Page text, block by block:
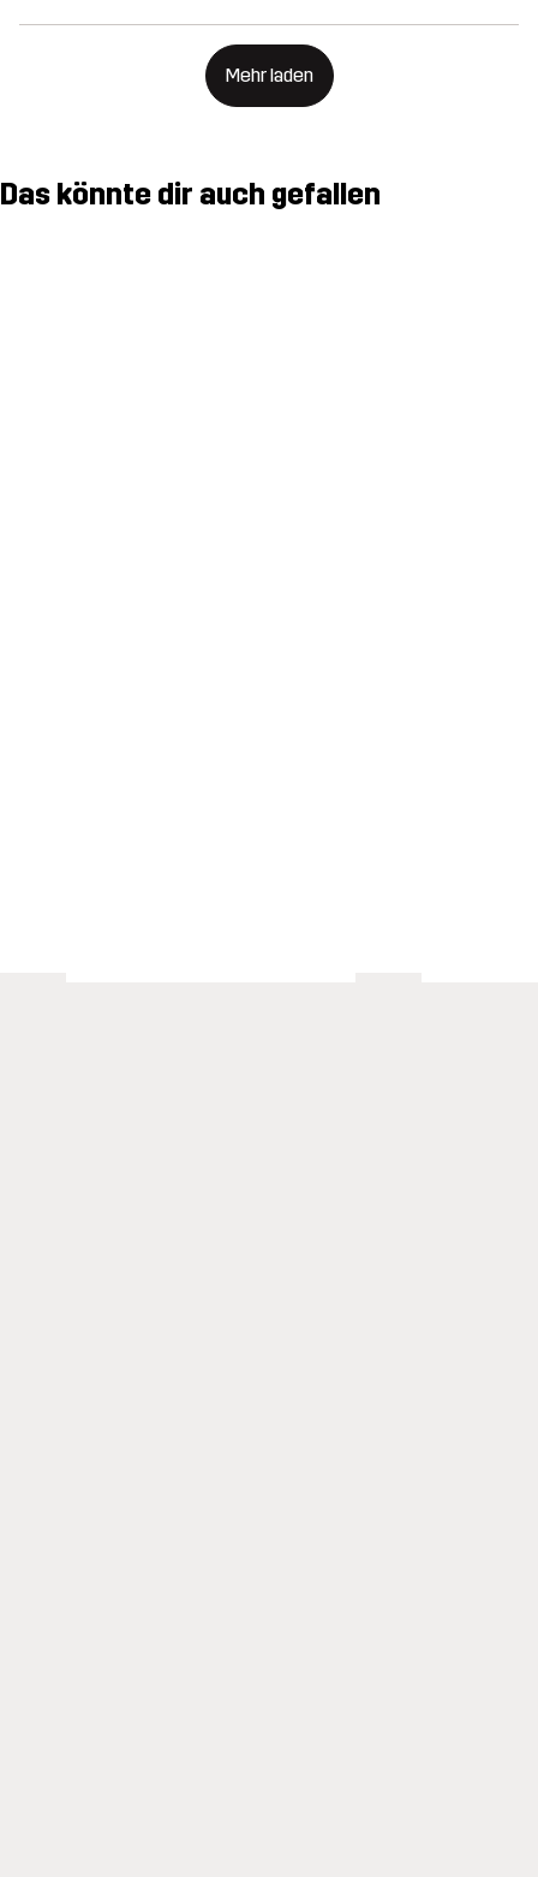
Mehr laden
Das könnte dir auch gefallen